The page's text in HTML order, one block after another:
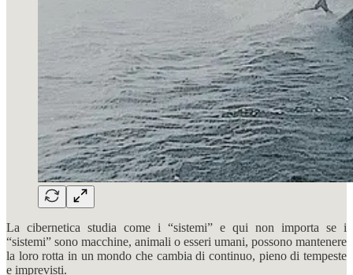
La cibernetica studia come i “sistemi” e qui non importa se i
“sistemi” sono macchine, animali o esseri umani, possono mantenere
la loro rotta in un mondo che cambia di continuo, pieno di tempeste
e imprevisti.